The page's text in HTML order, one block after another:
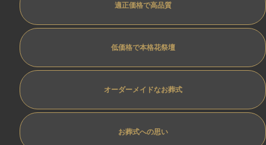
適正価格で高品質
低価格で本格花祭壇
オーダーメイドなお葬式
お葬式への思い